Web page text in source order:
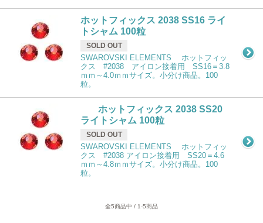
ホットフィックス 2038 SS16 ライ
トシャム 100粒
SOLD OUT
SWAROVSKI ELEMENTS ホットフィッ
クス #2038 アイロン接着用 SS16＝3.8
ｍｍ～4.0ｍｍサイズ。小分け商品。100
粒。
ホットフィックス 2038 SS20
ライトシャム 100粒
SOLD OUT
SWAROVSKI ELEMENTS ホットフィッ
クス #2038 アイロン接着用 SS20＝4.6
ｍｍ～4.8ｍｍサイズ。小分け商品。100
粒。
全5商品中 / 1-5商品